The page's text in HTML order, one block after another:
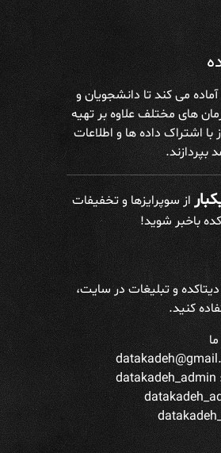
می کند تا دانشجویان و
های مختلف علاوه بر تهیه
با اشتراک داده ها و اطلاعات
از سوپرایزها و تخفیفات
باخبر شوید!
دیتاکده و تبلیغات در سایت،
کنید.